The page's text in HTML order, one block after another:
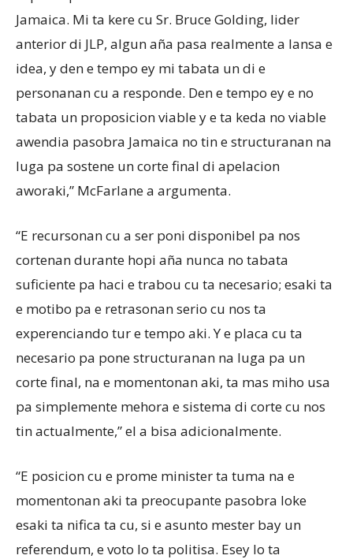
Jamaica. Mi ta kere cu Sr. Bruce Golding, lider
anterior di JLP, algun aña pasa realmente a lansa e
idea, y den e tempo ey mi tabata un di e
personanan cu a responde. Den e tempo ey e no
tabata un proposicion viable y e ta keda no viable
awendia pasobra Jamaica no tin e structuranan na
luga pa sostene un corte final di apelacion
aworaki,” McFarlane a argumenta.
“E recursonan cu a ser poni disponibel pa nos
cortenan durante hopi aña nunca no tabata
suficiente pa haci e trabou cu ta necesario; esaki ta
e motibo pa e retrasonan serio cu nos ta
experenciando tur e tempo aki. Y e placa cu ta
necesario pa pone structuranan na luga pa un
corte final, na e momentonan aki, ta mas miho usa
pa simplemente mehora e sistema di corte cu nos
tin actualmente,” el a bisa adicionalmente.
“E posicion cu e prome minister ta tuma na e
momentonan aki ta preocupante pasobra loke
esaki ta nifica ta cu, si e asunto mester bay un
referendum, e voto lo ta politisa. Esey lo ta